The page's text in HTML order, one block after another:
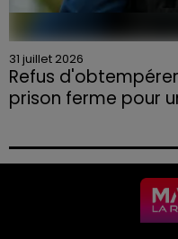
31 juillet 2026
Refus
prison ferme pour
permis et la